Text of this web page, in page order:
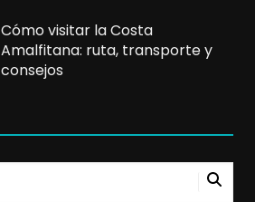
Cómo visitar la Costa
Amalfitana: ruta, transporte y
consejos